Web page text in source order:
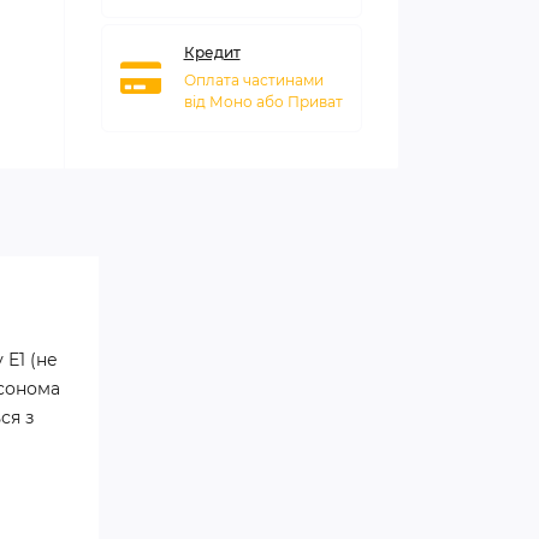
Кредит
Оплата частинами
від Моно або Приват
Е1 (не
з